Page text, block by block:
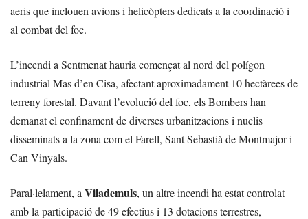
aeris que inclouen avions i helicòpters dedicats a la coordinació i
al combat del foc.
L’incendi a Sentmenat hauria començat al nord del polígon
industrial Mas d’en Cisa, afectant aproximadament 10 hectàrees de
terreny forestal. Davant l’evolució del foc, els Bombers han
demanat el confinament de diverses urbanitzacions i nuclis
disseminats a la zona com el Farell, Sant Sebastià de Montmajor i
Can Vinyals.
Paral·lelament, a Vilademuls, un altre incendi ha estat controlat
amb la participació de 49 efectius i 13 dotacions terrestres,